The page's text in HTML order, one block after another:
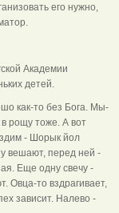
его нужно,
Академии
детей.
как-то без Бога. Мы-
рощу тоже. А вот
- Шорык йол
вешают, перед ней -
Еще одну свечу -
Овца-то вздрагивает,
зависит. Налево -